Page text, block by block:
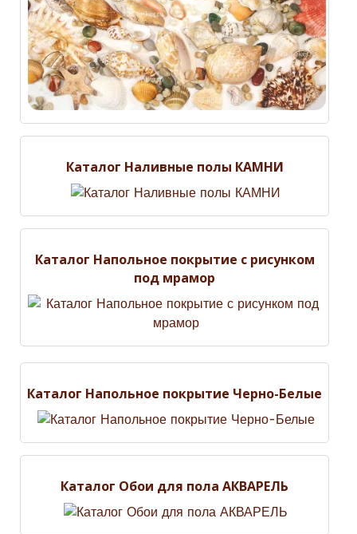
Каталог Наливные полы КАМНИ
Каталог Напольное покрытие с рисунком
под мрамор
Каталог Напольное покрытие Черно-Белые
Каталог Обои для пола АКВАРЕЛЬ